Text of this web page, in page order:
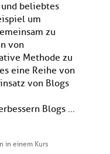
beliebtes
um
zu
von
Methode zu
eine Reihe von
von Blogs
Blogs ...
in einem Kurs